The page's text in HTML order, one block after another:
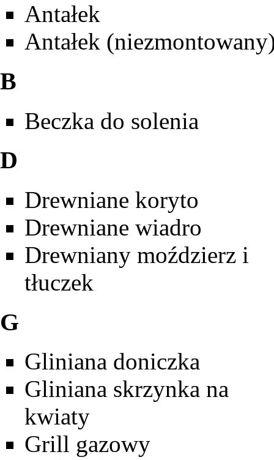
Antałek
Antałek
B
Beczka do solenia
D
Drewniane koryto
Drewniane wiadro
Drewniany moździerz i
tłuczek
G
Gliniana doniczka
Gliniana skrzynka na
kwiaty
Grill gazowy